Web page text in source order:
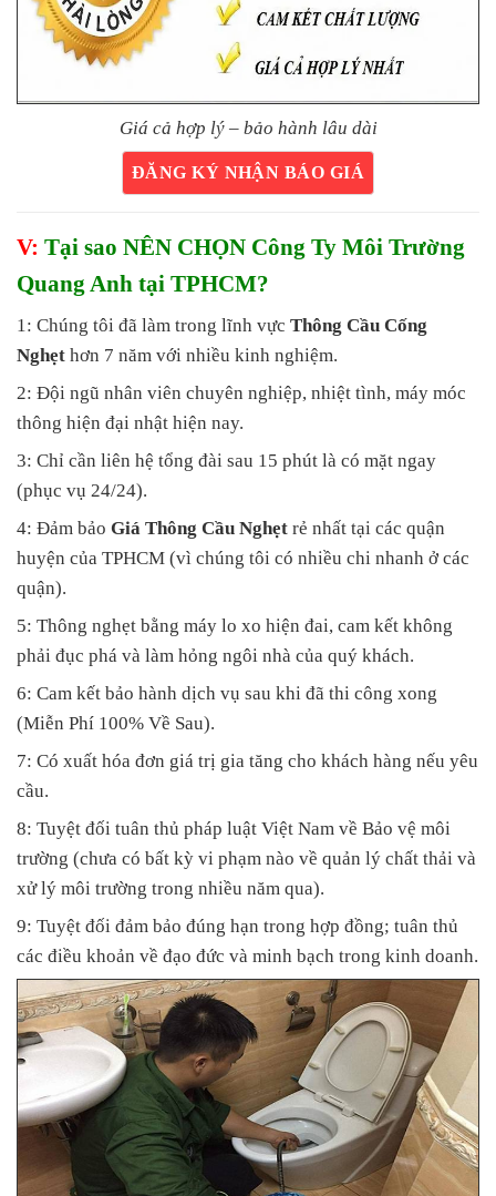
Giá cả hợp lý – bảo hành lâu dài
ĐĂNG KÝ NHẬN BÁO GIÁ
V: Tại sao NÊN CHỌN Công Ty Môi Trường
Quang Anh tại TPHCM?
1: Chúng tôi đã làm trong lĩnh vực Thông Cầu Cống
Nghẹt hơn 7 năm với nhiều kinh nghiệm.
2: Đội ngũ nhân viên chuyên nghiệp, nhiệt tình, máy móc
thông hiện đại nhật hiện nay.
3: Chỉ cần liên hệ tổng đài sau 15 phút là có mặt ngay
(phục vụ 24/24).
4: Đảm bảo Giá Thông Cầu Nghẹt rẻ nhất tại các quận
huyện của TPHCM (vì chúng tôi có nhiều chi nhanh ở các
quận).
5: Thông nghẹt bằng máy lo xo hiện đai, cam kết không
phải đục phá và làm hỏng ngôi nhà của quý khách.
6: Cam kết bảo hành dịch vụ sau khi đã thi công xong
(Miễn Phí 100% Về Sau).
7: Có xuất hóa đơn giá trị gia tăng cho khách hàng nếu yêu
cầu.
8: Tuyệt đối tuân thủ pháp luật Việt Nam về Bảo vệ môi
trường (chưa có bất kỳ vi phạm nào về quản lý chất thải và
xử lý môi trường trong nhiều năm qua).
9: Tuyệt đối đảm bảo đúng hạn trong hợp đồng; tuân thủ
các điều khoản về đạo đức và minh bạch trong kinh doanh.